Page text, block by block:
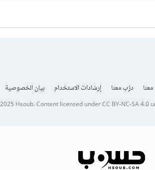
درّب معنا إرشادات الاستخدام بيان الخصوصية
Hsoub.Content licensed underCC BY-NC-SA 4.0